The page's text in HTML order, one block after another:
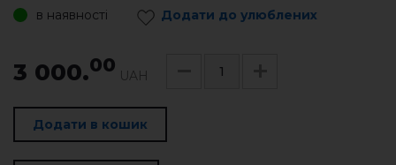
в наявності Додати до улюблених
3 000.00 UAH
Додати в кошик